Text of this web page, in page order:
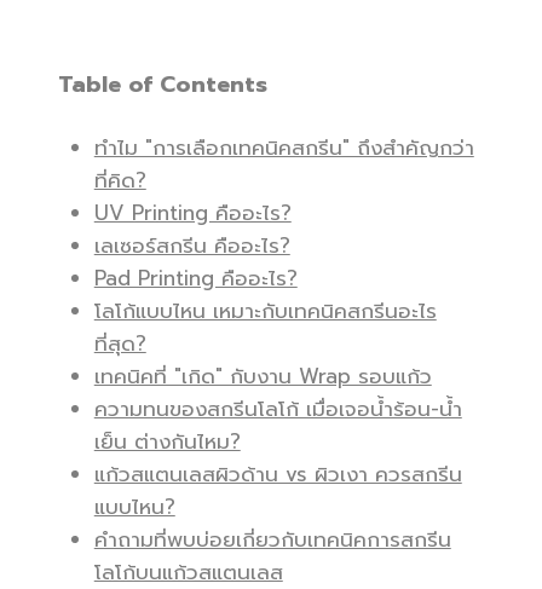
Table of Contents
ทำไม "การเลือกเทคนิคสกรีน" ถึงสำคัญกว่า
ที่คิด?
UV Printing คืออะไร?
เลเซอร์สกรีน คืออะไร?
Pad Printing คืออะไร?
โลโก้แบบไหน เหมาะกับเทคนิคสกรีนอะไร
ที่สุด?
เทคนิคที่ "เกิด" กับงาน Wrap รอบแก้ว
ความทนของสกรีนโลโก้ เมื่อเจอน้ำร้อน-น้ำ
เย็น ต่างกันไหม?
แก้วสแตนเลสผิวด้าน vs ผิวเงา ควรสกรีน
แบบไหน?
คำถามที่พบบ่อยเกี่ยวกับเทคนิคการสกรีน
โลโก้บนแก้วสแตนเลส